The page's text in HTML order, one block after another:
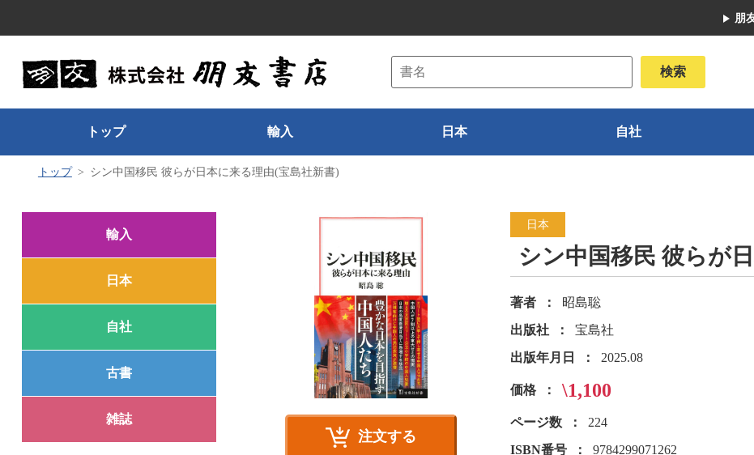
朋
トップ 輸入 日本 自社
トップ シン中国移民 彼らが日本に来る理由(宝島社新書)
輸入
日本
自社
古書
雑誌
注文する
日本
シン中国移民 彼らが
著者
昭島聡
出版社
宝島社
出版年月日
2025.08
価格 \1,100
ページ数
224
ISBN番号
9784299071262